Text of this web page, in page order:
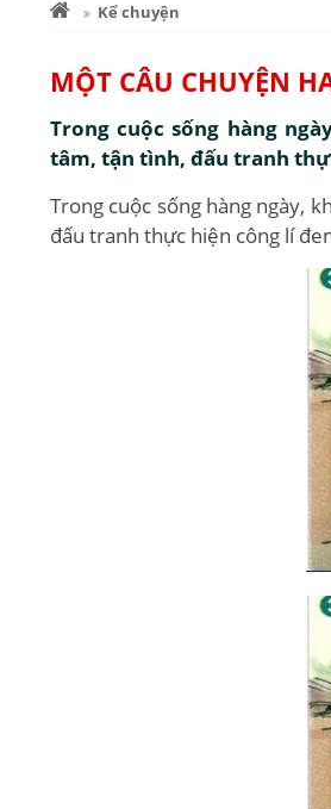
Kể chuyện
MỘT CÂU CHUYỆN
Trong cuộc sống hàng
tâm, tận tình, đấu tranh
Trong cuộc sống hàng ngày,
đấu tranh thực hiện công lí